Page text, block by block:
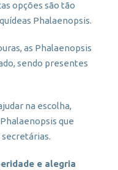
opções são tão
Phalaenopsis.
as Phalaenopsis
sendo presentes
na escolha,
que
e alegria